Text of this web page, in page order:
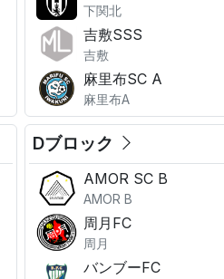
下関北
吉敷SSS
吉敷
麻里布SC A
麻里布A
Dブロック
AMOR SC B
AMOR B
周月FC
周月
バンブーFC